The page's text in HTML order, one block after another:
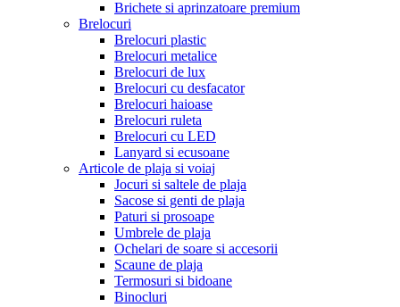
Brichete si aprinzatoare premium
Brelocuri
Brelocuri plastic
Brelocuri metalice
Brelocuri de lux
Brelocuri cu desfacator
Brelocuri haioase
Brelocuri ruleta
Brelocuri cu LED
Lanyard si ecusoane
Articole de plaja si voiaj
Jocuri si saltele de plaja
Sacose si genti de plaja
Paturi si prosoape
Umbrele de plaja
Ochelari de soare si accesorii
Scaune de plaja
Termosuri si bidoane
Binocluri